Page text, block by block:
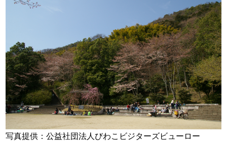
写真提供：公益社団法人びわこビジターズビューロー